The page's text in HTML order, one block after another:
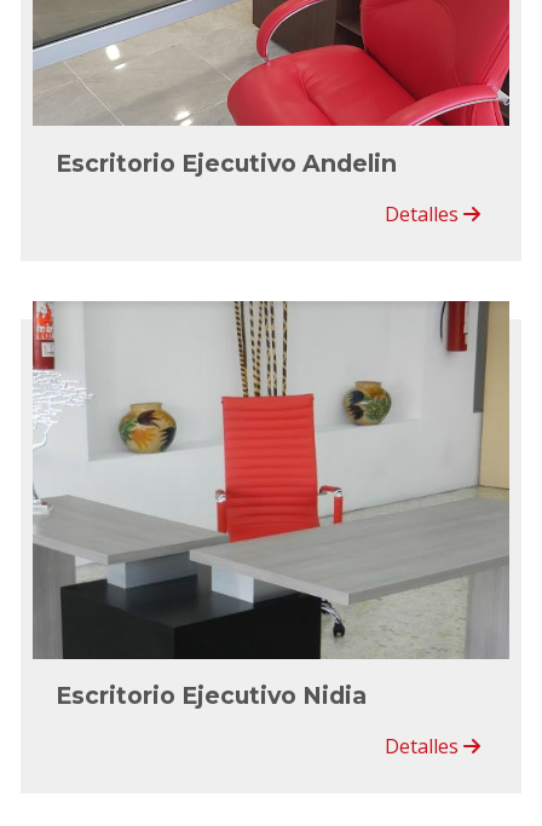
Escritorio Ejecutivo Andelin
Detalles
Escritorio Ejecutivo Nidia
Detalles